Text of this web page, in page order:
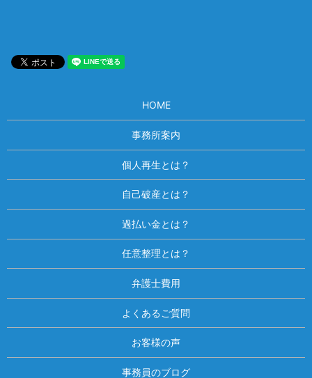
HOME
事務所案内
個人再生とは？
自己破産とは？
過払い金とは？
任意整理とは？
弁護士費用
よくあるご質問
お客様の声
事務員のブログ